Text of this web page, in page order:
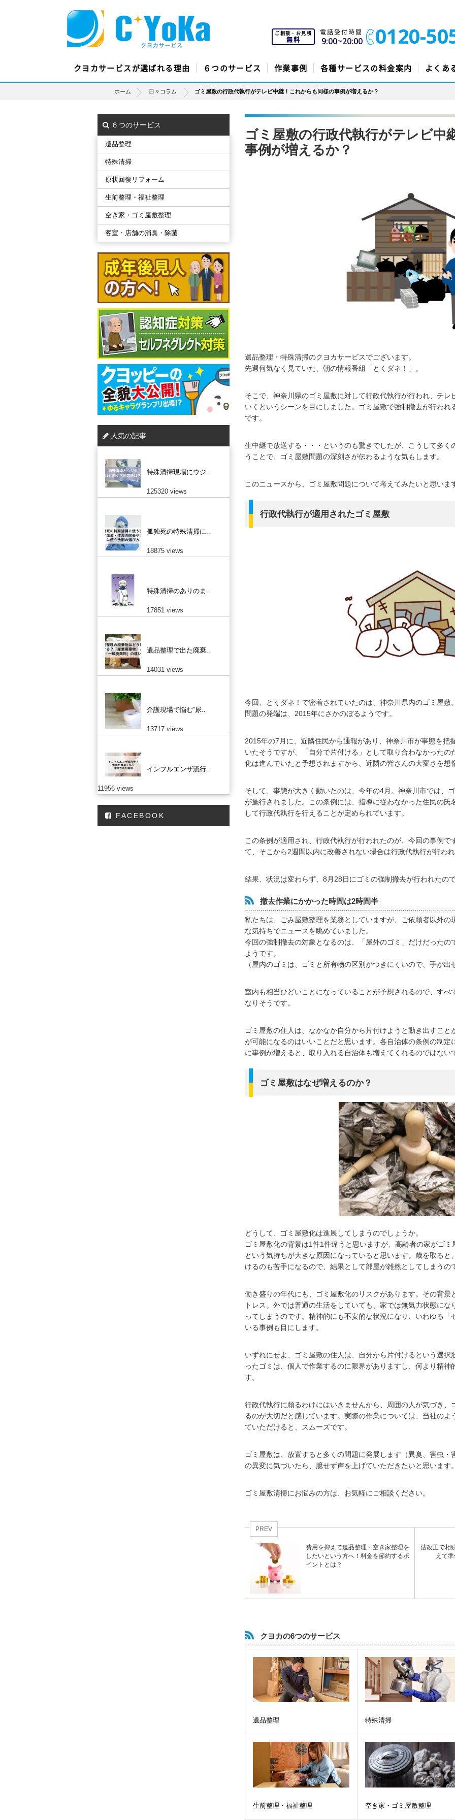
ご相談・お見積
無料
電話受付時間
9:00~20:00 0120-
クヨカサービスが選ばれる理由 ６つのサービス 作業事例 各種サービスの料金案内 よくあ
ホーム 日々コラム ゴミ屋敷の行政代執行がテレビ中継！これからも同様の事例が増えるか？
ゴミ屋敷の行政代執行がテレビ中
事例が増えるか？
遺品整理・特殊清掃のクヨカサービスでございます。
先週何気なく見ていた、朝の情報番組「とくダネ！」。
そこで、神奈川県のゴミ屋敷に対して行政代執行が行われ、テ
いくというシーンを目にしました。ゴミ屋敷で強制撤去が行わ
です。
生中継で放送する・・・というのも驚きでしたが、こうして多
うことで、ゴミ屋敷問題の深刻さが伝わるような気もします。
このニュースから、ゴミ屋敷問題について考えてみたいと思いま
行政代執行が適用されたゴミ屋敷
今回、とくダネ！で密着されていたのは、神奈川県内のゴミ屋敷
問題の発端は、2015年にさかのぼるようです。
2015年の7月に、近隣住民から通報があり、神奈川市が事態を把
いたそうですが、「自分で片付ける」として取り合わなかった
化は進んでいたと予想されますから、近隣の皆さんの大変さを想
そして、事態が大きく動いたのは、今年の4月。神奈川市では、
が施行されました。この条例には、指導に従わなかった住民の
して行政代執行を行えることが定められています。
この条例が適用され、行政代執行が行われたのが、今回の事例
て、そこから2週間以内に改善されない場合は行政代執行が行わ
結果、状況は変わらず、8月28日にゴミの強制撤去が行われたの
撤去作業にかかった時間は2時間半
私たちは、ごみ屋敷整理を業務としていますが、ご依頼者以外
な気持ちでニュースを眺めていました。
今回の強制撤去の対象となるのは、「屋外のゴミ」だけだった
ようです。
（屋内のゴミは、ゴミと所有物の区別がつきにくいので、手が出
室内も相当ひどいことになっていることが予想されるので、す
なりそうです。
ゴミ屋敷の住人は、なかなか自分から片付けようと動き出すこ
が可能になるのはいいことだと思います。各自治体の条例の制
に事例が増えると、取り入れる自治体も増えてくれるのではない
ゴミ屋敷はなぜ増えるのか？
どうして、ゴミ屋敷化は進展してしまうのでしょうか。
ゴミ屋敷化の背景は1件1件違うと思いますが、高齢者の家がゴ
という気持ちが大きな原因になっていると思います。歳を取る
けるのも苦手になるので、結果として部屋が雑然としてしまうの
働き盛りの年代にも、ゴミ屋敷化のリスクがあります。その背
トレス。外では普通の生活をしていても、家では無気力状態に
ってしまうのです。精神的にも不安的な状況になり、いわゆる
いる事例も目にします。
いずれにせよ、ゴミ屋敷の住人は、自分から片付けるという選
ったゴミは、個人で作業するのに限界がありますし、何より精
す。
行政代執行に頼るわけにはいきませんから、周囲の人が気づき
るのが大切だと感じています。実際の作業については、当社の
ていただけると、スムーズです。
ゴミ屋敷は、放置すると多くの問題に発展します（異臭、害虫
の異変に気づいたら、臆せず声を上げていただきたいと思います
ゴミ屋敷清掃にお悩みの方は、お気軽にご相談ください。
PREV
費用を抑えて遺品整理・空き家整理を
したいという方へ！料金を節約するポ
イントとは？
法改正で相
えて
クヨカの6つのサービス
遺品整理 特殊清掃
生前整理・福祉整理 空き家・ゴミ屋敷整理
６つのサービス
遺品整理
特殊清掃
原状回復リフォーム
生前整理・福祉整理
空き家・ゴミ屋敷整理
客室・店舗の消臭・除菌
人気の記事
特殊清掃現場にウジ..
125320 views
孤独死の特殊清掃に..
18875 views
特殊清掃のありのま..
17851 views
遺品整理で出た廃棄..
14031 views
介護現場で悩む”尿..
13717 views
インフルエンザ流行..
11956 views
FACEBOOK